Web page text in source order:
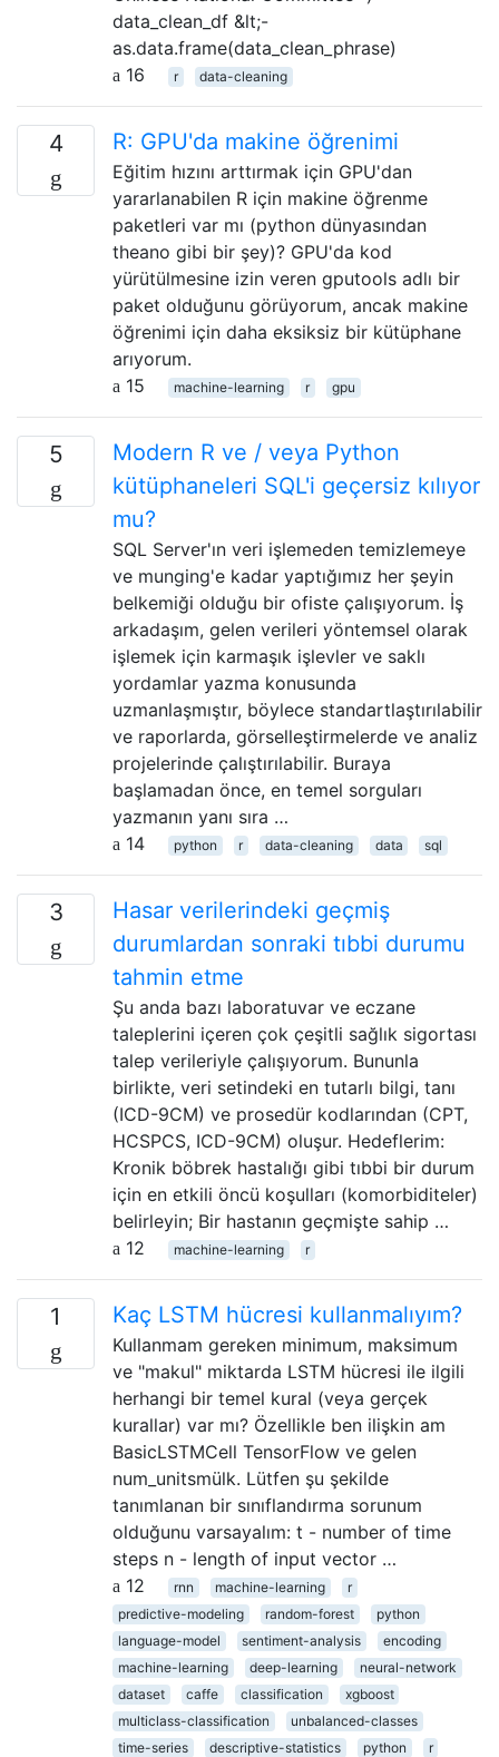
data_clean_df &lt;-
as.data.frame(data_clean_phrase)
16
r data-cleaning
4 R: GPU'da makine öğrenimi
Eğitim hızını arttırmak için GPU'dan
yararlanabilen R için makine öğrenme
paketleri var mı (python dünyasından
theano gibi bir şey)? GPU'da kod
yürütülmesine izin veren gputools adlı bir
paket olduğunu görüyorum, ancak makine
öğrenimi için daha eksiksiz bir kütüphane
arıyorum.
15
machine-learning r gpu
5
Modern R ve / veya Python
kütüphaneleri SQL'i geçersiz kılıyor
mu?
SQL Server'ın veri işlemeden temizlemeye
ve munging'e kadar yaptığımız her şeyin
belkemiği olduğu bir ofiste çalışıyorum. İş
arkadaşım, gelen verileri yöntemsel olarak
işlemek için karmaşık işlevler ve saklı
yordamlar yazma konusunda
uzmanlaşmıştır, böylece standartlaştırılabilir
ve raporlarda, görselleştirmelerde ve analiz
projelerinde çalıştırılabilir. Buraya
başlamadan önce, en temel sorguları
yazmanın yanı sıra …
14
python r data-cleaning data sql
3
Hasar verilerindeki geçmiş
durumlardan sonraki tıbbi durumu
tahmin etme
Şu anda bazı laboratuvar ve eczane
taleplerini içeren çok çeşitli sağlık sigortası
talep verileriyle çalışıyorum. Bununla
birlikte, veri setindeki en tutarlı bilgi, tanı
(ICD-9CM) ve prosedür kodlarından (CPT,
HCSPCS, ICD-9CM) oluşur. Hedeflerim:
Kronik böbrek hastalığı gibi tıbbi bir durum
için en etkili öncü koşulları (komorbiditeler)
belirleyin; Bir hastanın geçmişte sahip …
12
machine-learning r
1 Kaç LSTM hücresi kullanmalıyım?
Kullanmam gereken minimum, maksimum
ve "makul" miktarda LSTM hücresi ile ilgili
herhangi bir temel kural (veya gerçek
kurallar) var mı? Özellikle ben ilişkin am
BasicLSTMCell TensorFlow ve gelen
num_unitsmülk. Lütfen şu şekilde
tanımlanan bir sınıflandırma sorunum
olduğunu varsayalım: t - number of time
steps n - length of input vector …
12
rnn machine-learning
r
predictive-modeling
random-forest
python
language-model
sentiment-analysis
encoding
machine-learning
deep-learning
neural-network
dataset
caffe classification
xgboost
multiclass-classification
unbalanced-classes
time-series
descriptive-statistics python
r